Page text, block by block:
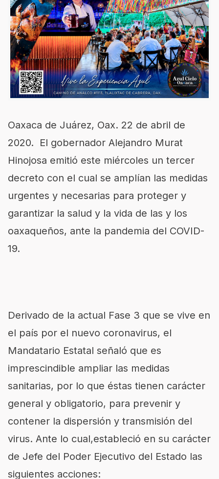
Oaxaca de Juárez, Oax. 22 de abril de
2020. El gobernador Alejandro Murat
Hinojosa emitió este miércoles un tercer
decreto con el cual se amplían las medidas
urgentes y necesarias para proteger y
garantizar la salud y la vida de las y los
oaxaqueños, ante la pandemia del COVID-
19.
Derivado de la actual Fase 3 que se vive en
el país por el nuevo coronavirus, el
Mandatario Estatal señaló que es
imprescindible ampliar las medidas
sanitarias, por lo que éstas tienen carácter
general y obligatorio, para prevenir y
contener la dispersión y transmisión del
virus. Ante lo cual,estableció en su carácter
de Jefe del Poder Ejecutivo del Estado las
siguientes acciones: